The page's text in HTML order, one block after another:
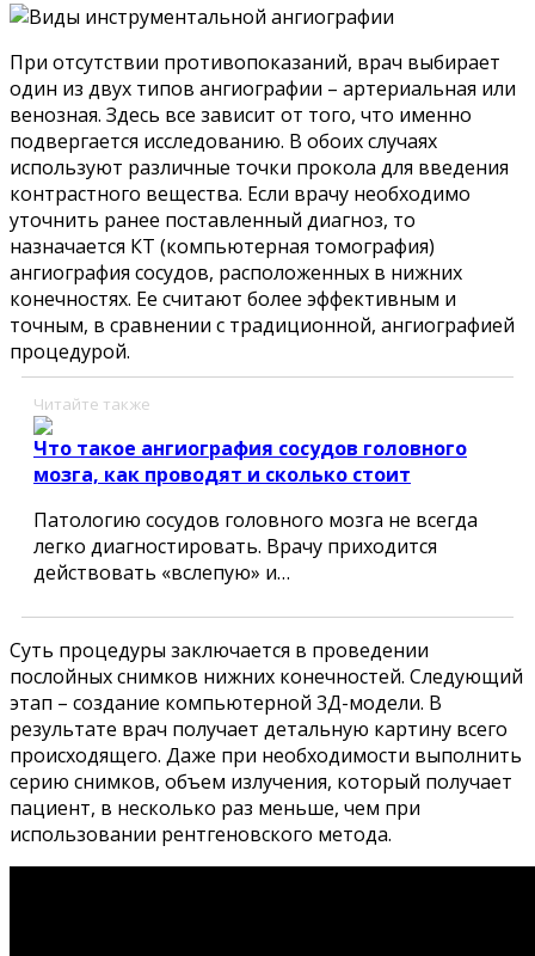
При отсутствии противопоказаний, врач выбирает
один из двух типов ангиографии – артериальная или
венозная. Здесь все зависит от того, что именно
подвергается исследованию. В обоих случаях
используют различные точки прокола для введения
контрастного вещества. Если врачу необходимо
уточнить ранее поставленный диагноз, то
назначается КТ (компьютерная томография)
ангиография сосудов, расположенных в нижних
конечностях. Ее считают более эффективным и
точным, в сравнении с традиционной, ангиографией
процедурой.
Читайте также
Что такое ангиография сосудов головного
мозга, как проводят и сколько стоит
Патологию сосудов головного мозга не всегда
легко диагностировать. Врачу приходится
действовать «вслепую» и…
Суть процедуры заключается в проведении
послойных снимков нижних конечностей. Следующий
этап – создание компьютерной 3Д-модели. В
результате врач получает детальную картину всего
происходящего. Даже при необходимости выполнить
серию снимков, объем излучения, который получает
пациент, в несколько раз меньше, чем при
использовании рентгеновского метода.